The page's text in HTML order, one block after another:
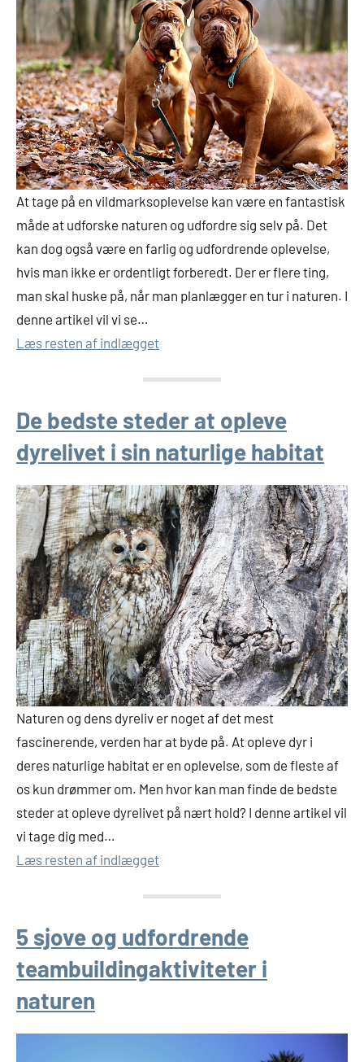
At tage på en vildmarksoplevelse kan være en fantastisk
måde at udforske naturen og udfordre sig selv på. Det
kan dog også være en farlig og udfordrende oplevelse,
hvis man ikke er ordentligt forberedt. Der er flere ting,
man skal huske på, når man planlægger en tur i naturen. I
denne artikel vil vi se…
Læs resten af indlægget
De bedste steder at opleve
dyrelivet i sin naturlige habitat
Naturen og dens dyreliv er noget af det mest
fascinerende, verden har at byde på. At opleve dyr i
deres naturlige habitat er en oplevelse, som de fleste af
os kun drømmer om. Men hvor kan man finde de bedste
steder at opleve dyrelivet på nært hold? I denne artikel vil
vi tage dig med…
Læs resten af indlægget
5 sjove og udfordrende
teambuildingaktiviteter i
naturen